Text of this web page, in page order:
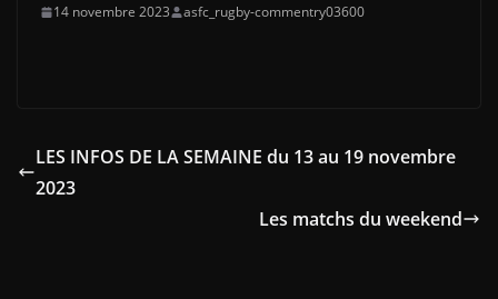
14 novembre 2023 asfc_rugby-commentry03600
LES INFOS DE LA SEMAINE du 13 au 19 novembre
2023
Les matchs du weekend